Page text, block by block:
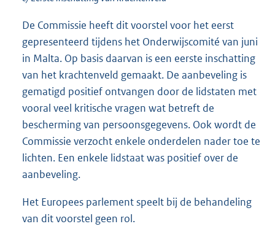
De Commissie heeft dit voorstel voor het eerst
gepresenteerd tijdens het Onderwijscomité van juni
in Malta. Op basis daarvan is een eerste inschatting
van het krachtenveld gemaakt. De aanbeveling is
gematigd positief ontvangen door de lidstaten met
vooral veel kritische vragen wat betreft de
bescherming van persoonsgegevens. Ook wordt de
Commissie verzocht enkele onderdelen nader toe te
lichten. Een enkele lidstaat was positief over de
aanbeveling.
Het Europees parlement speelt bij de behandeling
van dit voorstel geen rol.